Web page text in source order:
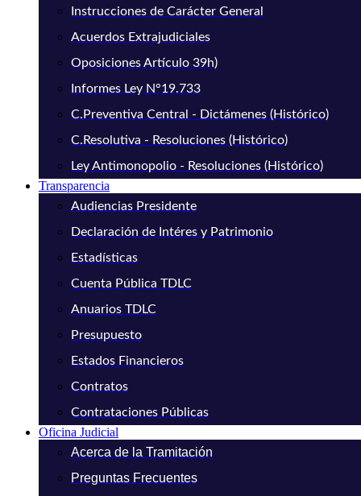
Instrucciones de Carácter General
Acuerdos Extrajudiciales
Oposiciones Artículo 39h)
Informes Ley N°19.733
C.Preventiva Central - Dictámenes (Histórico)
C.Resolutiva - Resoluciones (Histórico)
Ley Antimonopolio - Resoluciones (Histórico)
Transparencia
Audiencias Presidente
Declaración de Intéres y Patrimonio
Estadísticas
Cuenta Pública TDLC
Anuarios TDLC
Presupuesto
Estados Financieros
Contratos
Contrataciones Públicas
Oficina Judicial
Acerca de la Tramitación
Preguntas Frecuentes